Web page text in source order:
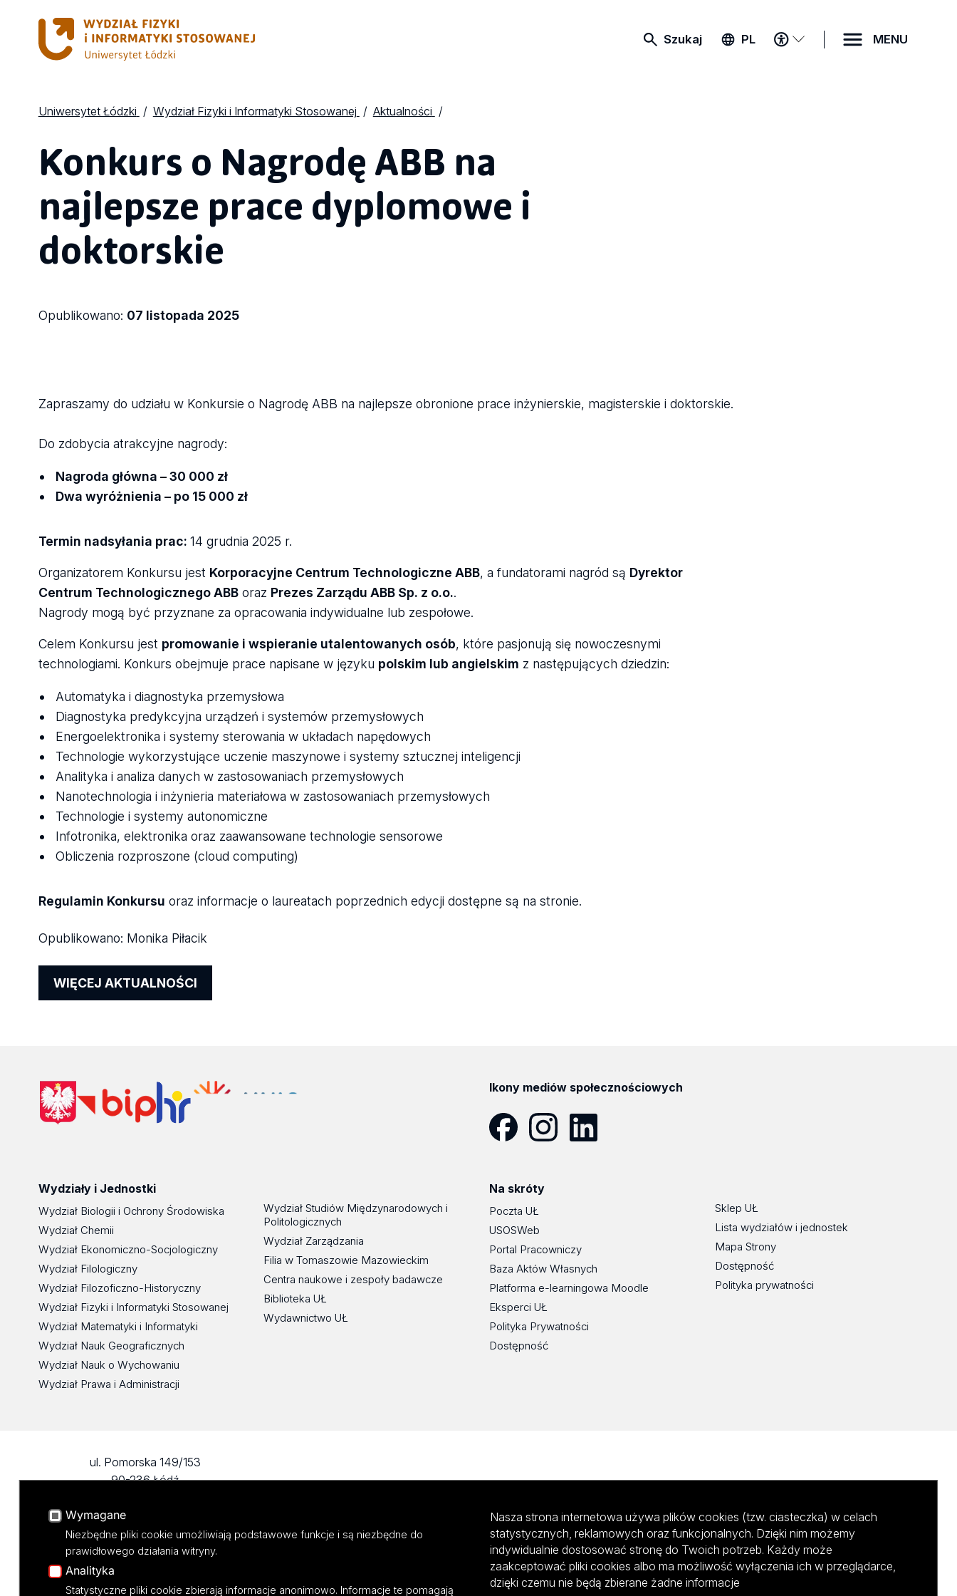
Szukaj PL
MENU
DOSTĘPNOŚCI
MENU
Uniwersytet Łódzki Wydział Fizyki i Informatyki Stosowanej Aktualności
Konkurs o Nagrodę ABB na
najlepsze prace dyplomowe i
doktorskie
Opublikowano: 07 listopada 2025
Zapraszamy do udziału w Konkursie o Nagrodę ABB na najlepsze obronione prace inżynierskie, magisterskie i doktorskie.
Do zdobycia atrakcyjne nagrody:
Nagroda główna – 30 000 zł
Dwa wyróżnienia – po 15 000 zł
Termin nadsyłania prac: 14 grudnia 2025 r.
Organizatorem Konkursu jest Korporacyjne Centrum Technologiczne ABB, a fundatorami nagród są Dyrektor
Centrum Technologicznego ABBoraz Prezes Zarządu ABB Sp. z o.o..
Nagrody mogą być przyznane za opracowania indywidualne lub zespołowe.
Celem Konkursu jest promowanie i wspieranie utalentowanych osób, które pasjonują się nowoczesnymi
technologiami. Konkurs obejmuje prace napisane w języku polskim lub angielskim z następujących dziedzin:
Automatyka i diagnostyka przemysłowa
Diagnostyka predykcyjna urządzeń i systemów przemysłowych
Energoelektronika i systemy sterowania w układach napędowych
Technologie wykorzystujące uczenie maszynowe i systemy sztucznej inteligencji
Analityka i analiza danych w zastosowaniach przemysłowych
Nanotechnologia i inżynieria materiałowa w zastosowaniach przemysłowych
Technologie i systemy autonomiczne
Infotronika, elektronika oraz zaawansowane technologie sensorowe
Obliczenia rozproszone (cloud computing)
Regulamin Konkursu oraz informacje o laureatach poprzednich edycji dostępne są na stronie.
Opublikowano: Monika Piłacik
WIĘCEJ AKTUALNOŚCI
Ikony mediów społecznościowych
Wydziały i Jednostki
Wydział Biologii i Ochrony Środowiska
Wydział Chemii
Wydział Ekonomiczno-Socjologiczny
Wydział Filologiczny
Wydział Filozoficzno-Historyczny
Wydział Fizyki i Informatyki Stosowanej
Wydział Matematyki i Informatyki
Wydział Nauk Geograficznych
Wydział Nauk o Wychowaniu
Wydział Prawa i Administracji
Wydział Studiów Międzynarodowych i
Politologicznych
Wydział Zarządzania
Filia w Tomaszowie Mazowieckim
Centra naukowe i zespoły badawcze
Biblioteka UŁ
Wydawnictwo UŁ
Na skróty
Poczta UŁ
USOSWeb
Portal Pracowniczy
Baza Aktów Własnych
Platforma e-learningowa Moodle
Eksperci UŁ
Polityka Prywatności
Dostępność
Sklep UŁ
Lista wydziałów i jednostek
Mapa Strony
Dostępność
Polityka prywatności
ul. Pomorska 149/153
90-236 Łódź
fax: 42/635 57 42
Wymagane
Niezbędne pliki cookie umożliwiają podstawowe funkcje i są niezbędne do
prawidłowego działania witryny.
Analityka
Statystyczne pliki cookie zbierają informacje anonimowo. Informacje te pomagają
Nasza strona internetowa używa plików cookies (tzw. ciasteczka) w celach
statystycznych, reklamowych oraz funkcjonalnych. Dzięki nim możemy
indywidualnie dostosować stronę do Twoich potrzeb. Każdy może
zaakceptować pliki cookies albo ma możliwość wyłączenia ich w przeglądarce,
dzięki czemu nie będą zbierane żadne informacje